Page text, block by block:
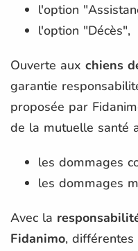
l'option
l'option "Décès",
Ouverte aux chiens
garantie
proposée par
de la mutuelle santé
les dommages
les dommages
Avec la
Fidanimo, différentes